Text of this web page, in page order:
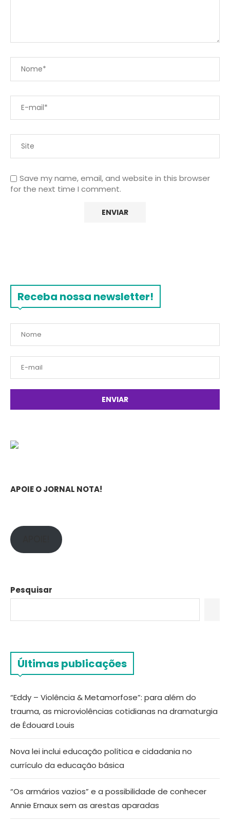
Save my name, email, and website in this browser
for the next time I comment.
Receba nossa newsletter!
APOIE O JORNAL NOTA!
Pesquisar
Últimas publicações
“Eddy – Violência & Metamorfose”: para além do
trauma, as microviolências cotidianas na dramaturgia
de Édouard Louis
Nova lei inclui educação política e cidadania no
currículo da educação básica
“Os armários vazios” e a possibilidade de conhecer
Annie Ernaux sem as arestas aparadas